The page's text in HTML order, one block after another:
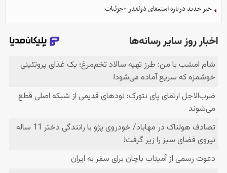
خبر جدید درباره استعفای ذولقدر +جزئیات